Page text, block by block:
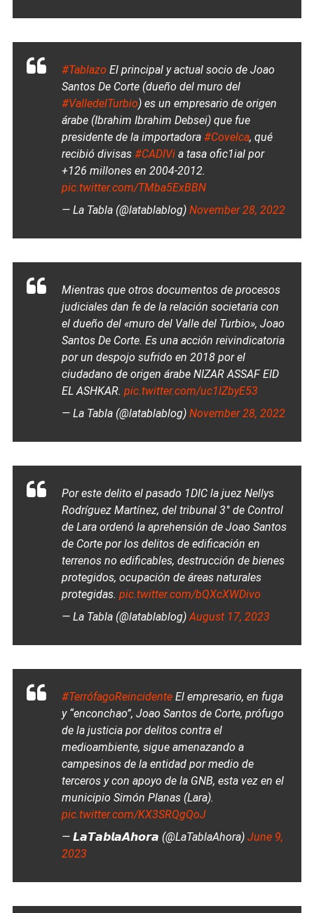
#Tablazo El principal y actual socio de Joao
Santos De Corte (dueño del muro del
#ValledelTurbio) es un empresario de origen
árabe (Ibrahim Ibrahim Debsei) que fue
presidente de la importadora #Covelca, qué
recibió divisas #CADIVia tasa ofic1ial por
+126 millones en 2004-2012.
pic.twitter.com/TMba5ExBBN
— La Tabla (@latablablog) November 28, 2022
Mientras que otros documentos de procesos
judiciales dan fe de la relación societaria con
el dueño del «muro del Valle del Turbio», Joao
Santos De Corte. Es una acción reivindicatoria
por un despojo sufrido en 2018 por el
ciudadano de origen árabe NIZAR ASSAF EID
EL ASHKAR. pic.twitter.com/uc1lZbyE53
— La Tabla (@latablablog) November 28, 2022
Por este delito el pasado 1DIC la juez Nellys
Rodríguez Martínez, del tribunal 3° de Control
de Lara ordenó la aprehensión de Joao Santos
de Corte por los delitos de edificación en
terrenos no edificables, destrucción de bienes
protegidos, ocupación de áreas naturales
protegidas. pic.twitter.com/bQXcXWDivo
— La Tabla (@latablablog)August 17, 2023
#TerrófagoReincidenteEl empresario, en fuga
y “enconchao”, Joao Santos de Corte, prófugo
de la justicia por delitos contra el
medioambiente, sigue amenazando a
campesinos de la entidad por medio de
terceros y con apoyo de la GNB, esta vez en el
municipio Simón Planas (Lara).
pic.twitter.com/KX3SRQgQoJ
— 𝙇𝙖𝙏𝙖𝙗𝙡𝙖𝘼𝙝𝙤𝙧𝙖 (@LaTablaAhora) June 9,
2023